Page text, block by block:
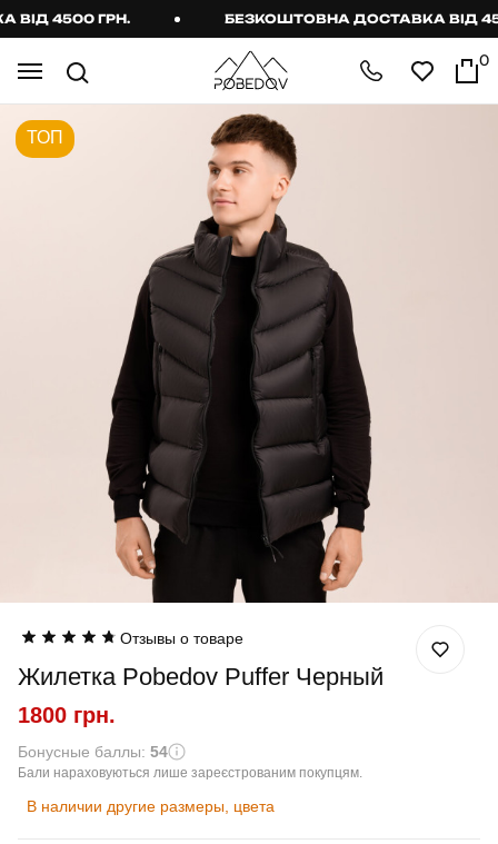
4500 ГРН. БЕЗКОШТОВНА ДОСТАВКА ВІД
0
ТОП
Отзывы о товаре
Жилетка Pobedov Puffer Черный
1800 грн.
Бонусные баллы: 54
Бали нараховуються лише зареєстрованим покупцям.
В наличии другие размеры, цвета